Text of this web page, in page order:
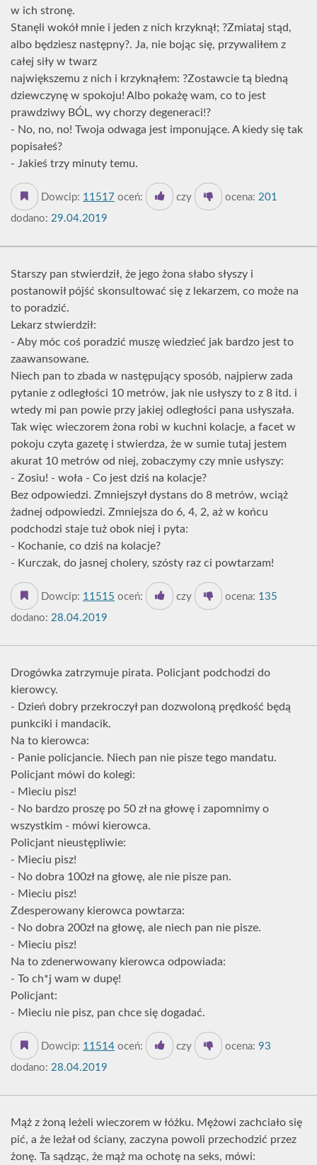
w ich stronę.
Stanęli wokół mnie i jeden z nich krzyknął; ?Zmiataj stąd,
albo będziesz następny?. Ja, nie bojąc się, przywaliłem z
całej siły w twarz
największemu z nich i krzyknąłem: ?Zostawcie tą biedną
dziewczynę w spokoju! Albo pokażę wam, co to jest
prawdziwy BÓL, wy chorzy degeneraci!?
- No, no, no! Twoja odwaga jest imponujące. A kiedy się tak
popisałeś?
- Jakieś trzy minuty temu.
Dowcip: 11517 oceń: czy ocena: 201
dodano: 29.04.2019
Starszy pan stwierdził, że jego żona słabo słyszy i
postanowił pójść skonsultować się z lekarzem, co może na
to poradzić.
Lekarz stwierdził:
- Aby móc coś poradzić muszę wiedzieć jak bardzo jest to
zaawansowane.
Niech pan to zbada w następujący sposób, najpierw zada
pytanie z odległości 10 metrów, jak nie usłyszy to z 8 itd. i
wtedy mi pan powie przy jakiej odległości pana usłyszała.
Tak więc wieczorem żona robi w kuchni kolacje, a facet w
pokoju czyta gazetę i stwierdza, że w sumie tutaj jestem
akurat 10 metrów od niej, zobaczymy czy mnie usłyszy:
- Zosiu! - woła - Co jest dziś na kolacje?
Bez odpowiedzi. Zmniejszył dystans do 8 metrów, wciąż
żadnej odpowiedzi. Zmniejsza do 6, 4, 2, aż w końcu
podchodzi staje tuż obok niej i pyta:
- Kochanie, co dziś na kolacje?
- Kurczak, do jasnej cholery, szósty raz ci powtarzam!
Dowcip: 11515 oceń: czy ocena: 135
dodano: 28.04.2019
Drogówka zatrzymuje pirata. Policjant podchodzi do
kierowcy.
- Dzień dobry przekroczył pan dozwoloną prędkość będą
punkciki i mandacik.
Na to kierowca:
- Panie policjancie. Niech pan nie pisze tego mandatu.
Policjant mówi do kolegi:
- Mieciu pisz!
- No bardzo proszę po 50 zł na głowę i zapomnimy o
wszystkim - mówi kierowca.
Policjant nieustępliwie:
- Mieciu pisz!
- No dobra 100zł na głowę, ale nie pisze pan.
- Mieciu pisz!
Zdesperowany kierowca powtarza:
- No dobra 200zł na głowę, ale niech pan nie pisze.
- Mieciu pisz!
Na to zdenerwowany kierowca odpowiada:
- To ch*j wam w dupę!
Policjant:
- Mieciu nie pisz, pan chce się dogadać.
Dowcip: 11514 oceń: czy ocena: 93
dodano: 28.04.2019
Mąż z żoną leżeli wieczorem w łóżku. Mężowi zachciało się
pić, a że leżał od ściany, zaczyna powoli przechodzić przez
żonę. Ta sądząc, że mąż ma ochotę na seks, mówi: